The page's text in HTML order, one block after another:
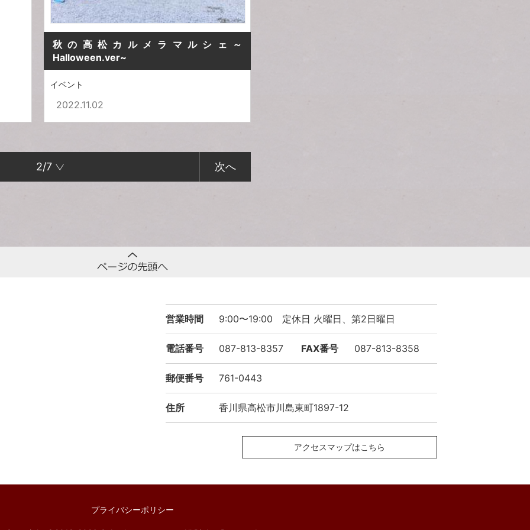
秋の高松カルメラマルシェ～
Halloween.ver~
イベント
2022.11.02
2/7 次へ
営業時間 9:00〜19:00 定休日 火曜日、第2日曜日
電話番号 087-813-8357 FAX番号 087-813-8358
郵便番号 761-0443
住所 香川県高松市川島東町1897-12
アクセスマップはこちら
プライバシーポリシー